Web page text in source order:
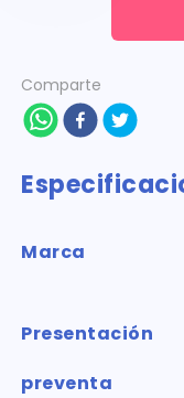
Comparte
Marca
Presentación
preventa